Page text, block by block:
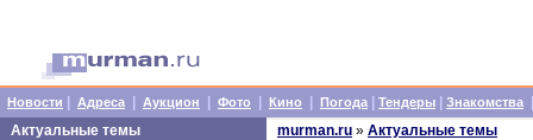
Новости Адреса Аукцион Фото Кино Погода Тендеры Знакомства
Актуальные темы
murman.ru » Актуальные темы